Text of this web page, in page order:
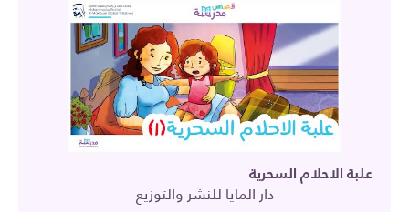
علبة الاحلام السحرية
دار المايا للنشر والتوزيع